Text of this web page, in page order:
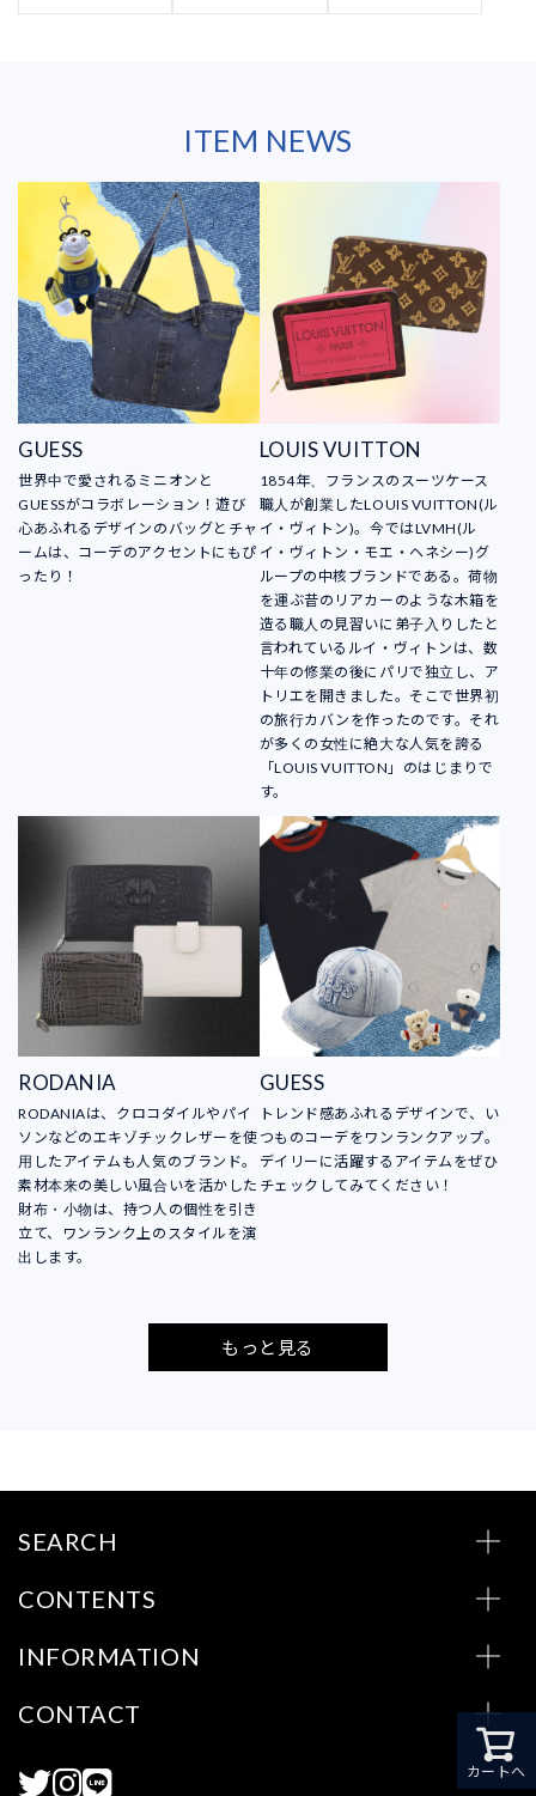
ITEM NEWS
GUESS
世界中で愛されるミニオンと
GUESSがコラボレーション！遊び
心あふれるデザインのバッグとチャ
ームは、コーデのアクセントにもぴ
ったり！
LOUIS VUITTON
1854年、フランスのスーツケース
職人が創業したLOUIS VUITTON(ル
イ・ヴィトン)。今ではLVMH(ル
イ・ヴィトン・モエ・ヘネシー)グ
ループの中核ブランドである。荷物
を運ぶ昔のリアカーのような木箱を
造る職人の見習いに弟子入りしたと
言われているルイ・ヴィトンは、数
十年の修業の後にパリで独立し、ア
トリエを開きました。そこで世界初
の旅行カバンを作ったのです。それ
が多くの女性に絶大な人気を誇る
「LOUIS VUITTON」のはじまりで
す。
RODANIA
RODANIAは、クロコダイルやパイ
ソンなどのエキゾチックレザーを使
用したアイテムも人気のブランド。
素材本来の美しい風合いを活かした
財布・小物は、持つ人の個性を引き
立て、ワンランク上のスタイルを演
出します。
GUESS
トレンド感あふれるデザインで、い
つものコーデをワンランクアップ。
デイリーに活躍するアイテムをぜひ
チェックしてみてください！
もっと見る
カートへ
SEARCH
CONTENTS
INFORMATION
CONTACT